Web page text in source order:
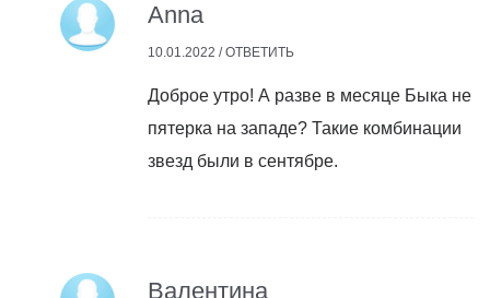
Anna
10.01.2022 /ОТВЕТИТЬ
Доброе утро! А разве в месяце Быка не
пятерка на западе? Такие комбинации
звезд были в сентябре.
Валентина